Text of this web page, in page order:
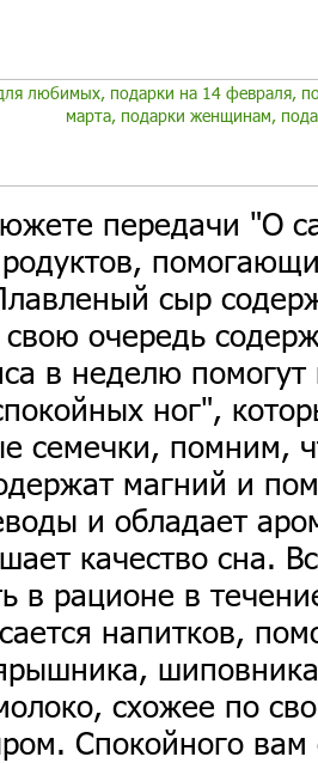
передачи "О
сыр
очередь
в неделю помогут
ног",
семечки, помним,
магний и
и обладает
качество сна.
в рационе в
напитков,
схожее по
Спокойного вам